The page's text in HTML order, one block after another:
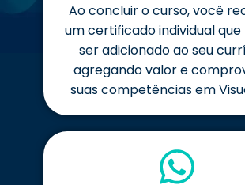
Ao concluir o curso, você
um certificado individual
ser adicionado ao seu
agregando valor e
suas competências em